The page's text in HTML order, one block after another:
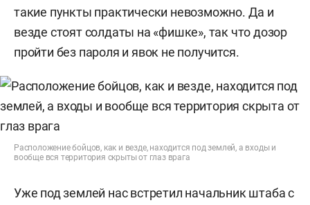
такие пункты практически невозможно. Да и
везде стоят солдаты на «фишке», так что дозор
пройти без пароля и явок не получится.
Расположение бойцов, как и везде, находится под землей, а входы и
вообще вся территория скрыты от глаз врага
Уже под землей нас встретил начальник штаба с